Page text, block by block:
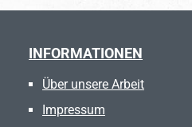
INFORMATIONEN
Über unsere Arbeit
Impressum